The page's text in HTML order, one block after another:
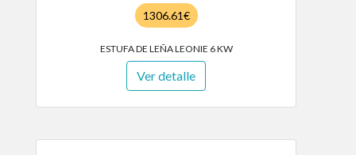
1306.61€
ESTUFA DE LEÑA LEONIE 6 KW
Ver detalle